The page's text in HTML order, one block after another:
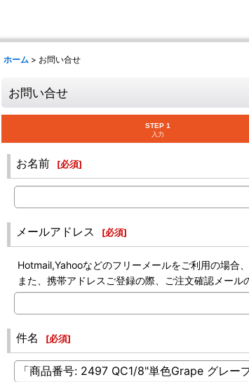
ホーム > お問い合せ
お問い合せ
STEP 1
入力
お名前 [必須]
メールアドレス [必須]
Hotmail,Yahooなどのフリーメールをご利用の場合
また、携帯アドレスご登録の際、ご注文確認メー
件名 [必須]